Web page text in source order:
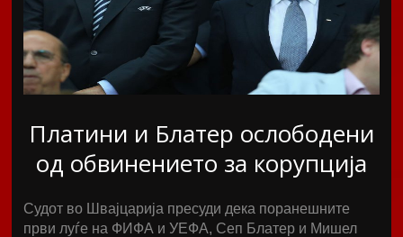
Платини и Блатер ослободени
од обвинението за корупција
Судот во Швајцарија пресуди дека поранешните
први луѓе на ФИФА и УЕФА, Сеп Блатер и Мишел